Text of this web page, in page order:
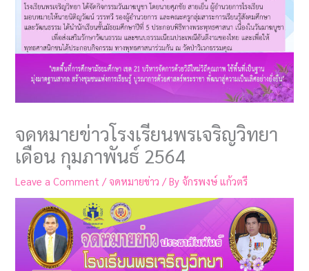
จดหมายข่าวโรงเรียนพรเจริญวิทยา
เดือน กุมภาพันธ์ 2564
Leave a Comment / จดหมายข่าว / By จักรพงษ์ แก้วตรี